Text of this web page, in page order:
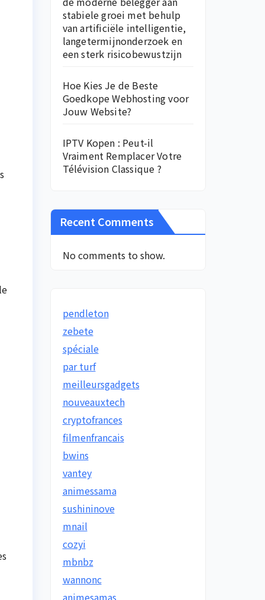
stabiele groei met behulp
van artificiële intelligentie,
langetermijnonderzoek en
een sterk risicobewustzijn
Hoe Kies Je de Beste
Goedkope Webhosting voor
Jouw Website?
IPTV Kopen : Peut-il
Vraiment Remplacer Votre
Télévision Classique ?
Recent Comments
No comments to show.
pendleton
zebete
spéciale
par turf
meilleursgadgets
nouveauxtech
cryptofrances
filmenfrancais
bwins
vantey
animessama
sushininove
mnail
cozyi
mbnbz
wannonc
animesamas